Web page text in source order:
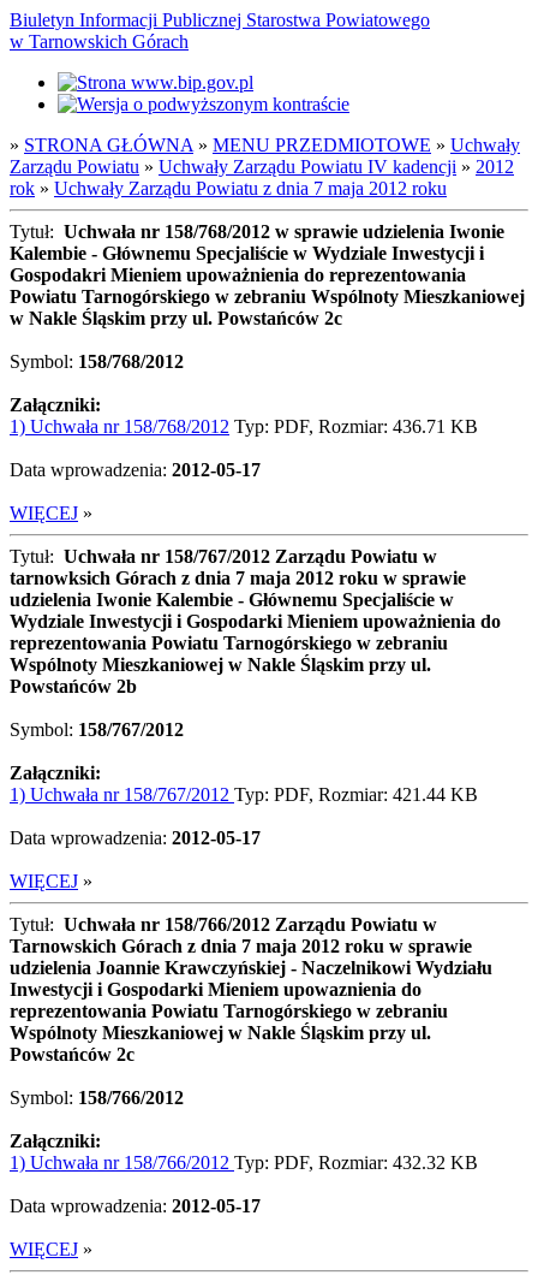
Biuletyn Informacji Publicznej Starostwa Powiatowego
w Tarnowskich Górach
» STRONA GŁÓWNA » MENU PRZEDMIOTOWE » Uchwały
Zarządu Powiatu » Uchwały Zarządu Powiatu IV kadencji » 2012
rok » Uchwały Zarządu Powiatu z dnia 7 maja 2012 roku
Tytuł: Uchwała nr 158/768/2012 w sprawie udzielenia Iwonie
Kalembie - Głównemu Specjaliście w Wydziale Inwestycji i
Gospodakri Mieniem upoważnienia do reprezentowania
Powiatu Tarnogórskiego w zebraniu Wspólnoty Mieszkaniowej
w Nakle Śląskim przy ul. Powstańców 2c
Symbol: 158/768/2012
Załączniki:
1) Uchwała nr 158/768/2012 Typ: PDF, Rozmiar: 436.71 KB
Data wprowadzenia: 2012-05-17
WIĘCEJ »
Tytuł: Uchwała nr 158/767/2012 Zarządu Powiatu w
tarnowksich Górach z dnia 7 maja 2012 roku w sprawie
udzielenia Iwonie Kalembie - Głównemu Specjaliście w
Wydziale Inwestycji i Gospodarki Mieniem upoważnienia do
reprezentowania Powiatu Tarnogórskiego w zebraniu
Wspólnoty Mieszkaniowej w Nakle Śląskim przy ul.
Powstańców 2b
Symbol: 158/767/2012
Załączniki:
1) Uchwała nr 158/767/2012 Typ: PDF, Rozmiar: 421.44 KB
Data wprowadzenia: 2012-05-17
WIĘCEJ »
Tytuł: Uchwała nr 158/766/2012 Zarządu Powiatu w
Tarnowskich Górach z dnia 7 maja 2012 roku w sprawie
udzielenia Joannie Krawczyńskiej - Naczelnikowi Wydziału
Inwestycji i Gospodarki Mieniem upowaznienia do
reprezentowania Powiatu Tarnogórskiego w zebraniu
Wspólnoty Mieszkaniowej w Nakle Śląskim przy ul.
Powstańców 2c
Symbol: 158/766/2012
Załączniki:
1) Uchwała nr 158/766/2012 Typ: PDF, Rozmiar: 432.32 KB
Data wprowadzenia: 2012-05-17
WIĘCEJ »